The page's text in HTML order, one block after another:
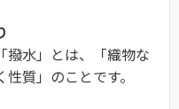
水」とは、「織物な
質」のことです。